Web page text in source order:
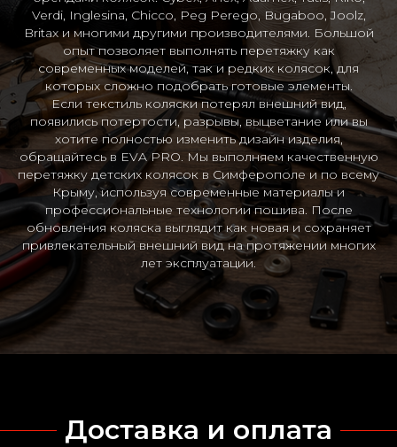
Verdi, Inglesina, Chicco, Peg Perego, Bugaboo, Joolz,
Britax и многими другими производителями. Большой
опыт позволяет выполнять перетяжку как
современных моделей, так и редких колясок, для
которых сложно подобрать готовые элементы.
Если текстиль коляски потерял внешний вид,
появились потертости, разрывы, выцветание или вы
хотите полностью изменить дизайн изделия,
обращайтесь в EVA PRO. Мы выполняем качественную
перетяжку детских колясок в Симферополе и по всему
Крыму, используя современные материалы и
профессиональные технологии пошива. После
обновления коляска выглядит как новая и сохраняет
привлекательный внешний вид на протяжении многих
лет эксплуатации.
Доставка и оплата